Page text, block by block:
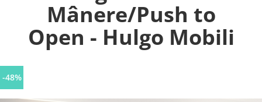
Mânere/Push to
Open - Hulgo Mobili
-48%